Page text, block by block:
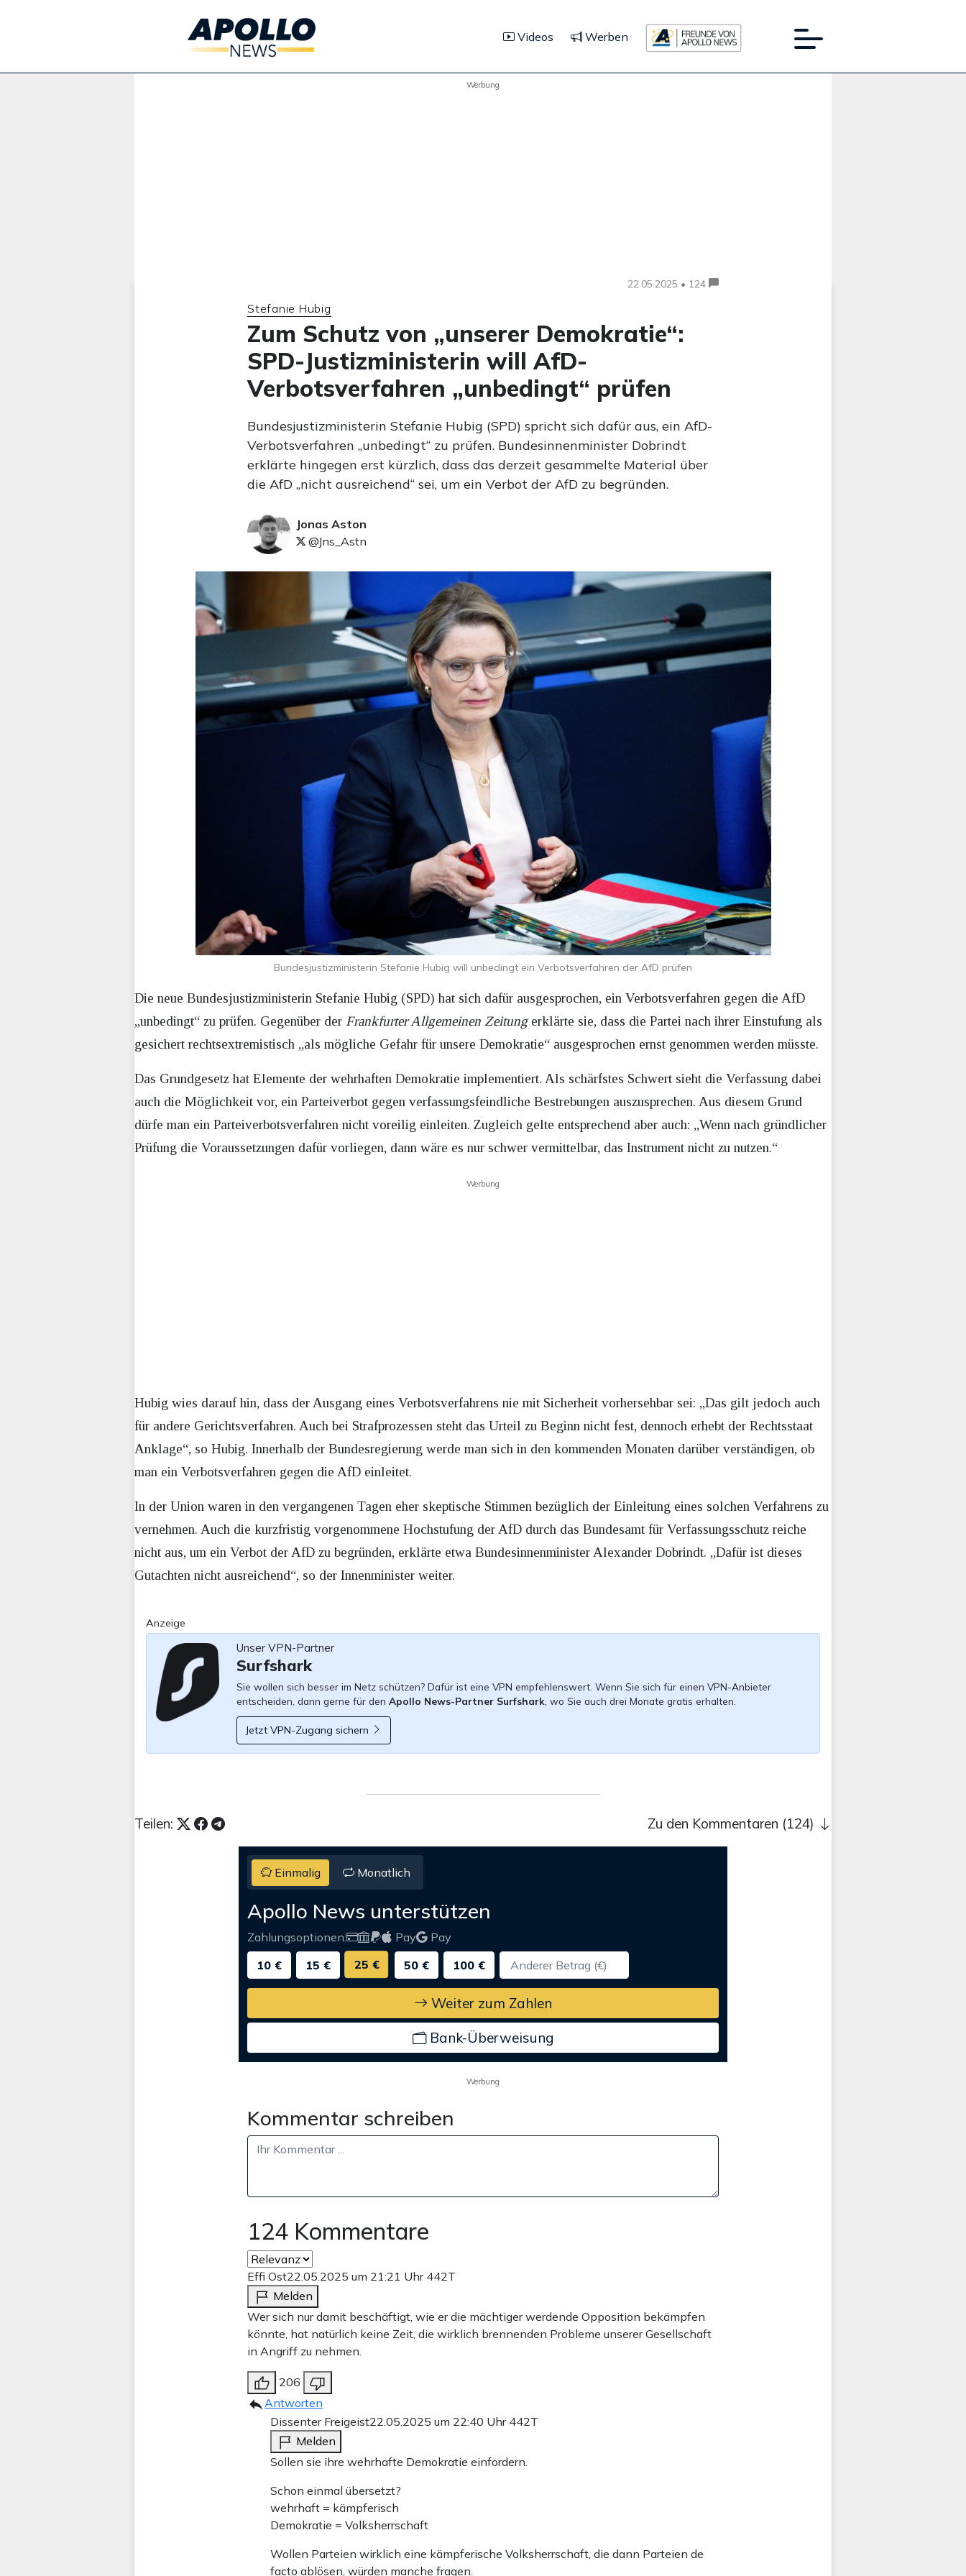
Videos Werben
Werbung
22.05.2025 • 124
Stefanie Hubig
Zum Schutz von „unserer Demokratie“:
SPD-Justizministerin will AfD-
Verbotsverfahren „unbedingt“ prüfen
Bundesjustizministerin Stefanie Hubig (SPD) spricht sich dafür aus, ein AfD-
Verbotsverfahren „unbedingt“ zu prüfen. Bundesinnenminister Dobrindt
erklärte hingegen erst kürzlich, dass das derzeit gesammelte Material über
die AfD „nicht ausreichend“ sei, um ein Verbot der AfD zu begründen.
Jonas Aston
@Jns_Astn
Bundesjustizministerin Stefanie Hubig will unbedingt ein Verbotsverfahren der AfD prüfen
Die neue Bundesjustizministerin Stefanie Hubig (SPD) hat sich dafür ausgesprochen, ein Verbotsverfahren gegen die AfD
„unbedingt“ zu prüfen. Gegenüber der Frankfurter Allgemeinen Zeitungerklärte sie, dass die Partei nach ihrer Einstufung als
gesichert rechtsextremistisch „als mögliche Gefahr für unsere Demokratie“ ausgesprochen ernst genommen werden müsste.
Das Grundgesetz hat Elemente der wehrhaften Demokratie implementiert. Als schärfstes Schwert sieht die Verfassung dabei
auch die Möglichkeit vor, ein Parteiverbot gegen verfassungsfeindliche Bestrebungen auszusprechen. Aus diesem Grund
dürfe man ein Parteiverbotsverfahren nicht voreilig einleiten. Zugleich gelte entsprechend aber auch: „Wenn nach gründlicher
Prüfung die Voraussetzungen dafür vorliegen, dann wäre es nur schwer vermittelbar, das Instrument nicht zu nutzen.“
Werbung
Hubig wies darauf hin, dass der Ausgang eines Verbotsverfahrens nie mit Sicherheit vorhersehbar sei: „Das gilt jedoch auch
für andere Gerichtsverfahren. Auch bei Strafprozessen steht das Urteil zu Beginn nicht fest, dennoch erhebt der Rechtsstaat
Anklage“, so Hubig. Innerhalb der Bundesregierung werde man sich in den kommenden Monaten darüber verständigen, ob
man ein Verbotsverfahren gegen die AfD einleitet.
In der Union waren in den vergangenen Tagen eher skeptische Stimmen bezüglich der Einleitung eines solchen Verfahrens zu
vernehmen. Auch die kurzfristig vorgenommene Hochstufung der AfD durch das Bundesamt für Verfassungsschutz reiche
nicht aus, um ein Verbot der AfD zu begründen, erklärte etwa Bundesinnenminister Alexander Dobrindt. „Dafür ist dieses
Gutachten nicht ausreichend“, so der Innenminister weiter.
Anzeige
Unser VPN-Partner
Surfshark
Sie wollen sich besser im Netz schützen? Dafür ist eine VPN empfehlenswert. Wenn Sie sich für einen VPN-Anbieter
entscheiden, dann gerne für den Apollo News-Partner Surfshark, wo Sie auch drei Monate gratis erhalten.
Jetzt VPN-Zugang sichern
Teilen: Zu den Kommentaren (124)
Einmalig Monatlich
Apollo News unterstützen
Zahlungsoptionen: Pay
Pay
10 €
15 € 25 € 50 € 100 €
Weiter zum Zahlen
Bank-Überweisung
Werbung
Kommentar schreiben
124 Kommentare
Effi Ost22.05.2025 um 21:21 Uhr 442T
Melden
Wer sich nur damit beschäftigt, wie er die mächtiger werdende Opposition bekämpfen
könnte, hat natürlich keine Zeit, die wirklich brennenden Probleme unserer Gesellschaft
in Angriff zu nehmen.
206
Antworten
Dissenter Freigeist22.05.2025 um 22:40 Uhr 442T
Melden
Sollen sie ihre wehrhafte Demokratie einfordern.
Schon einmal übersetzt?
wehrhaft = kämpferisch
Demokratie = Volksherrschaft
Wollen Parteien wirklich eine kämpferische Volksherrschaft, die dann Parteien de
facto ablösen, würden manche fragen.